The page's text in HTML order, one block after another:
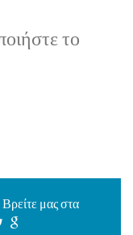
το
μας στα